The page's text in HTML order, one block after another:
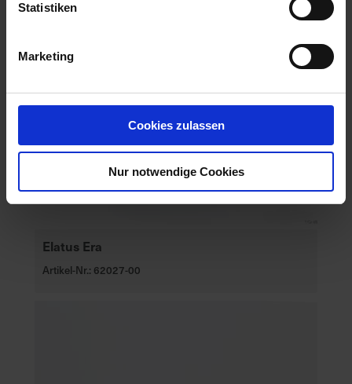
Statistiken
Marketing
Cookies zulassen
Nur notwendige Cookies
Elatus Era
Artikel-Nr.: 62027-00